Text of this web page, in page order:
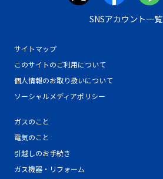
サイトマップ
このサイトのご利用について
個人情報のお取り扱いについて
ソーシャルメディアポリシー
ガスのこと
電気のこと
引越しのお手続き
ガス機器・リフォーム
SNSアカウント一覧